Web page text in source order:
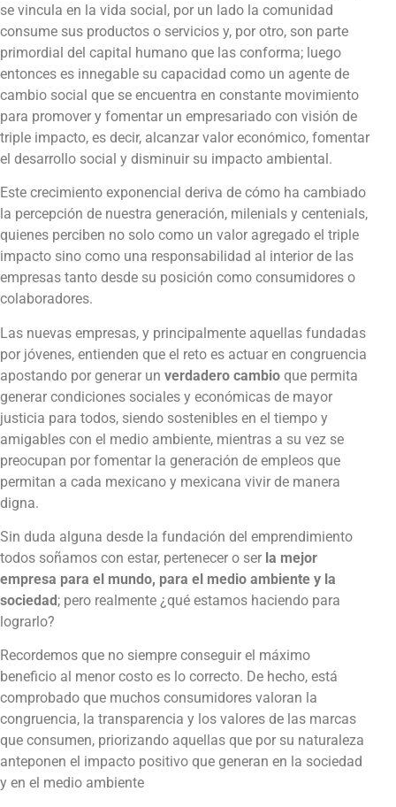
se vincula en la vida social, por un lado la comunidad
consume sus productos o servicios y, por otro, son parte
primordial del capital humano que las conforma; luego
entonces es innegable su capacidad como un agente de
cambio social que se encuentra en constante movimiento
para promover y fomentar un empresariado con visión de
triple impacto, es decir, alcanzar valor económico, fomentar
el desarrollo social y disminuir su impacto ambiental.
Este crecimiento exponencial deriva de cómo ha cambiado
la percepción de nuestra generación, milenials y centenials,
quienes perciben no solo como un valor agregado el triple
impacto sino como una responsabilidad al interior de las
empresas tanto desde su posición como consumidores o
colaboradores.
Las nuevas empresas, y principalmente aquellas fundadas
por jóvenes, entienden que el reto es actuar en congruencia
apostando por generar un verdadero cambio que permita
generar condiciones sociales y económicas de mayor
justicia para todos, siendo sostenibles en el tiempo y
amigables con el medio ambiente, mientras a su vez se
preocupan por fomentar la generación de empleos que
permitan a cada mexicano y mexicana vivir de manera
digna.
Sin duda alguna desde la fundación del emprendimiento
todos soñamos con estar, pertenecer o ser la mejor
empresa para el mundo, para el medio ambiente y la
sociedad; pero realmente ¿qué estamos haciendo para
lograrlo?
Recordemos que no siempre conseguir el máximo
beneficio al menor costo es lo correcto. De hecho, está
comprobado que muchos consumidores valoran la
congruencia, la transparencia y los valores de las marcas
que consumen, priorizando aquellas que por su naturaleza
anteponen el impacto positivo que generan en la sociedad
y en el medio ambiente